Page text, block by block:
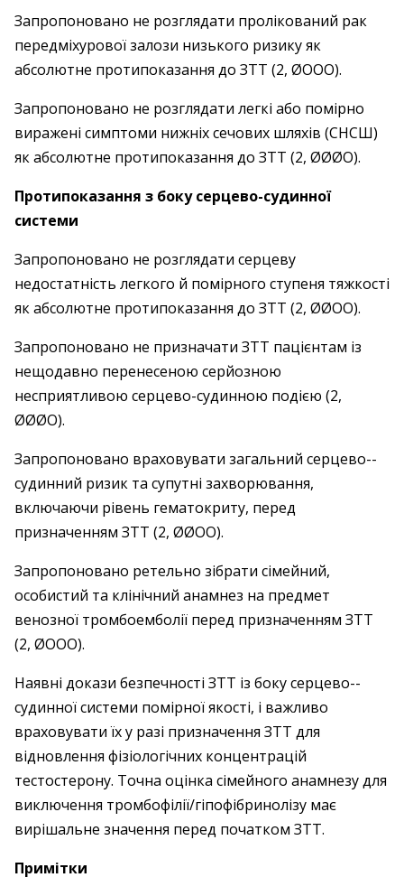
Запропоновано не розглядати пролікований рак
передміхурової залози низького ризику як
абсолютне протипоказання до ЗТТ (2, ØOOO).
Запропоновано не розглядати легкі або помірно
виражені симптоми нижніх сечових шляхів (СНСШ)
як абсолютне протипоказання до ЗТТ (2, ØØØO).
Протипоказання з боку серцево-­судинної
системи
Запропоновано не розглядати серцеву
недостатність легкого й помірного ступеня тяжкості
як абсолютне протипоказання до ЗТТ (2, ØØOO).
Запропоновано не призначати ЗТТ пацієнтам із
нещодавно перенесеною серйозною
несприятливою серцево-­судинною подією (2,
ØØØO).
Запропоновано враховувати загальний серцево-­
судинний ризик та супутні захворювання,
включаючи рівень гематокриту, перед
призначенням ЗТТ (2, ØØOO).
Запропоновано ретельно зібрати сімейний,
особистий та клінічний анамнез на предмет
венозної тромбоемболії перед призначенням ЗТТ
(2, ØOOO).
Наявні докази безпечності ЗТТ із боку серцево-­
судинної системи помірної якості, і важливо
враховувати їх у разі призначення ЗТТ для
відновлення фізіо­логічних концентрацій
тестостерону. Точна оцінка сімейного анамнезу для
виключення тромбофілії/гіпофібринолізу має
вирішальне значення перед початком ЗТТ.
Примітки